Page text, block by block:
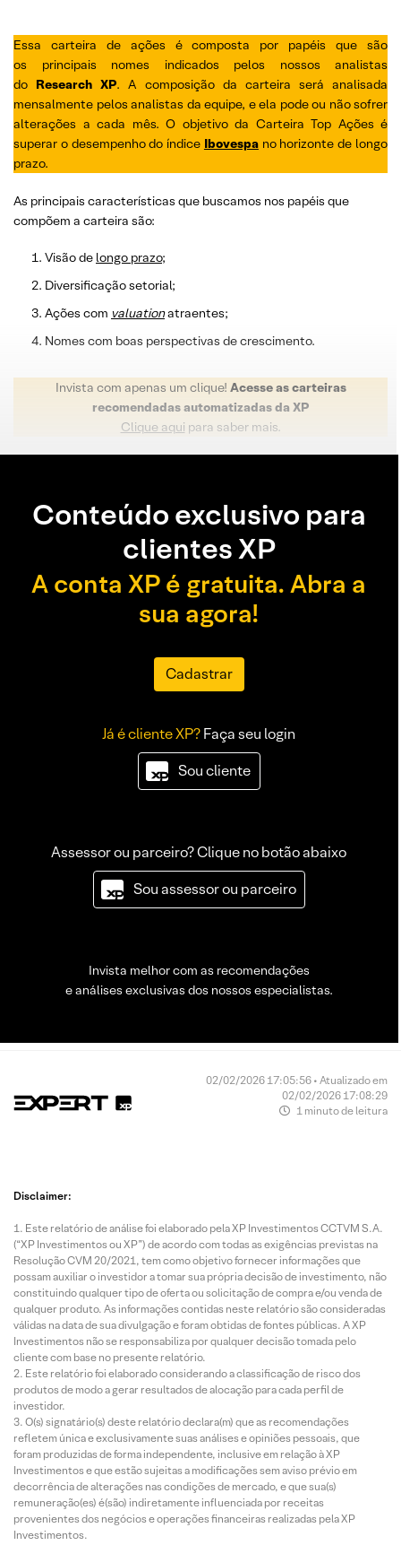
Essa carteira de ações é composta por papéis que são
os principais nomes indicados pelos nossos analistas
do Research XP. A composição da carteira será analisada
mensalmente pelos analistas da equipe, e ela pode ou não sofrer
alterações a cada mês. O objetivo da Carteira Top Ações é
superar o desempenho do índice Ibovespano horizonte de longo
prazo.
As principais características que buscamos nos papéis que
compõem a carteira são:
Visão de longo prazo;
Diversificação setorial;
Ações com valuationatraentes;
Nomes com boas perspectivas de crescimento.
Invista com apenas um clique! Acesse as carteiras
recomendadas automatizadas da XP
Clique aqui para saber mais.
Conteúdo exclusivo para
clientes XP
A conta XP é gratuita. Abra a
sua agora!
Cadastrar
Já é cliente XP?Faça seu login
Sou cliente
Assessor ou parceiro? Clique no botão abaixo
Sou assessor ou parceiro
Invista melhor com as recomendações
e análises exclusivas dos nossos especialistas.
02/02/2026 17:05:56 • Atualizado em
02/02/2026 17:08:29
1 minuto de leitura
Disclaimer:
Este relatório de análise foi elaborado pela XP Investimentos CCTVM S.A.
(“XP Investimentos ou XP”) de acordo com todas as exigências previstas na
Resolução CVM 20/2021, tem como objetivo fornecer informações que
possam auxiliar o investidor a tomar sua própria decisão de investimento, não
constituindo qualquer tipo de oferta ou solicitação de compra e/ou venda de
qualquer produto. As informações contidas neste relatório são consideradas
válidas na data de sua divulgação e foram obtidas de fontes públicas. A XP
Investimentos não se responsabiliza por qualquer decisão tomada pelo
cliente com base no presente relatório.
Este relatório foi elaborado considerando a classificação de risco dos
produtos de modo a gerar resultados de alocação para cada perfil de
investidor.
O(s) signatário(s) deste relatório declara(m) que as recomendações
refletem única e exclusivamente suas análises e opiniões pessoais, que
foram produzidas de forma independente, inclusive em relação à XP
Investimentos e que estão sujeitas a modificações sem aviso prévio em
decorrência de alterações nas condições de mercado, e que sua(s)
remuneração(es) é(são) indiretamente influenciada por receitas
provenientes dos negócios e operações financeiras realizadas pela XP
Investimentos.